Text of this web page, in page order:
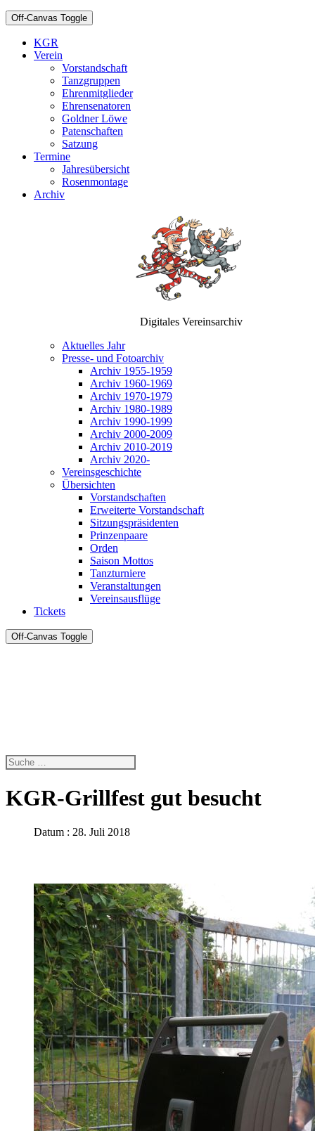
Off-Canvas Toggle
KGR
Verein
Vorstandschaft
Tanzgruppen
Ehrenmitglieder
Ehrensenatoren
Goldner Löwe
Patenschaften
Satzung
Termine
Jahresübersicht
Rosenmontage
Archiv
Digitales Vereinsarchiv
Aktuelles Jahr
Presse- und Fotoarchiv
Archiv 1955-1959
Archiv 1960-1969
Archiv 1970-1979
Archiv 1980-1989
Archiv 1990-1999
Archiv 2000-2009
Archiv 2010-2019
Archiv 2020-
Vereinsgeschichte
Übersichten
Vorstandschaften
Erweiterte Vorstandschaft
Sitzungspräsidenten
Prinzenpaare
Orden
Saison Mottos
Tanzturniere
Veranstaltungen
Vereinsausflüge
Tickets
Off-Canvas Toggle
KGR-Grillfest gut besucht
Datum : 28. Juli 2018